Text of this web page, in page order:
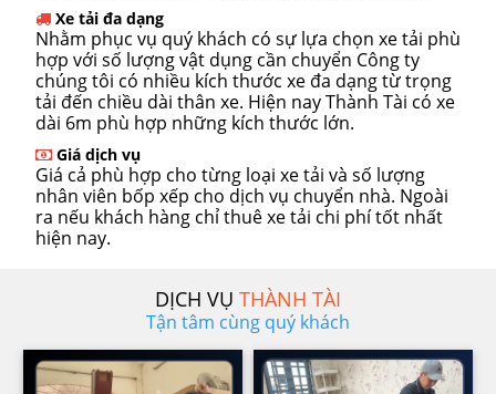
Xe tải đa dạng
Nhằm phục vụ quý khách có sự lựa chọn xe tải phù
hợp với số lượng vật dụng cần chuyển Công ty
chúng tôi có nhiều kích thước xe đa dạng từ trọng
tải đến chiều dài thân xe. Hiện nay Thành Tài có xe
dài 6m phù hợp những kích thước lớn.
Giá dịch vụ
Giá cả phù hợp cho từng loại xe tải và số lượng
nhân viên bốp xếp cho dịch vụ chuyển nhà. Ngoài
ra nếu khách hàng chỉ thuê xe tải chi phí tốt nhất
hiện nay.
DỊCH VỤ THÀNH TÀI
Tận tâm cùng quý khách